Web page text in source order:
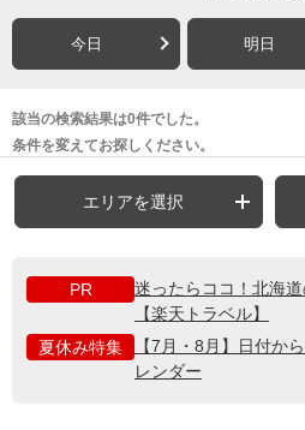
今日 明日
該当の検索結果は0件でした。
条件を変えてお探しください。
エリアを選択
PR
迷ったらココ！北海
【楽天トラベル】
夏休み特集
【7月・8月】日付か
レンダー